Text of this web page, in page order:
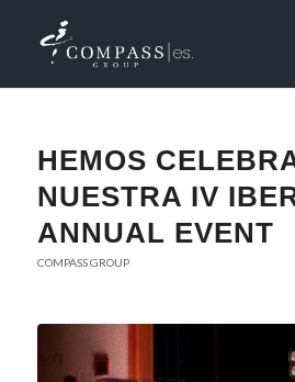
HEMOS
NUESTRA IV
ANNUAL EVENT
COMPASS GROUP